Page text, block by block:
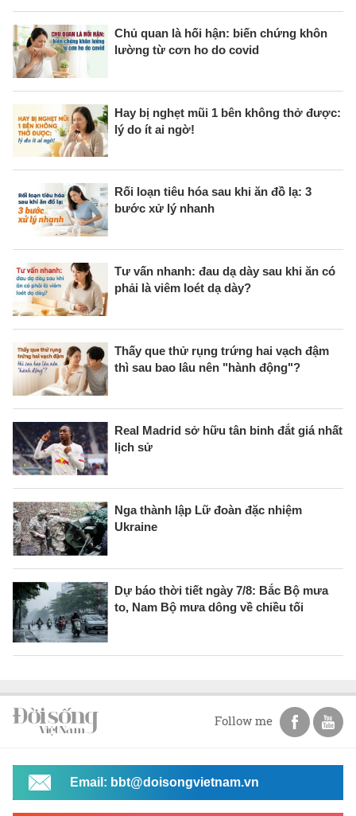
Chủ quan là hối hận: biến chứng khôn
lường từ cơn ho do covid
Hay bị nghẹt mũi 1 bên không thở được:
lý do ít ai ngờ!
Rối loạn tiêu hóa sau khi ăn đồ lạ: 3
bước xử lý nhanh
Tư vấn nhanh: đau dạ dày sau khi ăn có
phải là viêm loét dạ dày?
Thấy que thử rụng trứng hai vạch đậm
thì sau bao lâu nên "hành động"?
Real Madrid sở hữu tân binh đắt giá nhất
lịch sử
Nga thành lập Lữ đoàn đặc nhiệm
Ukraine
Dự báo thời tiết ngày 7/8: Bắc Bộ mưa
to, Nam Bộ mưa dông về chiều tối
Follow me
Email: bbt@doisongvietnam.vn